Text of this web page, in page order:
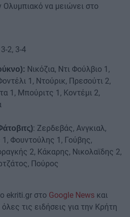
Ολυμπιακό να μειώνει στο
2, 3-4
Νικόζια, Ντι Φούλβιο 1,
1, Ντούρικ, Πρεσούτι 2,
1, Μπούριτς 1, Κοντέμι 2,
: Ζερδεβάς, Ανγκιαλ,
1, Φουντούλης 1, Γούβης,
2, Κάκαρης, Νικολαϊδης 2,
Πούρος
ekriti.gr στο Google News και
τις ειδήσεις για την Κρήτη